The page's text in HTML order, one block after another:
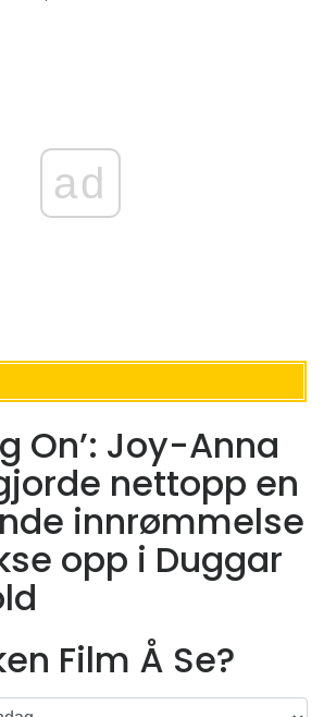
ad
On’: Joy-Anna
nettopp en
innrømmelse
opp i Duggar
Film Å Se?